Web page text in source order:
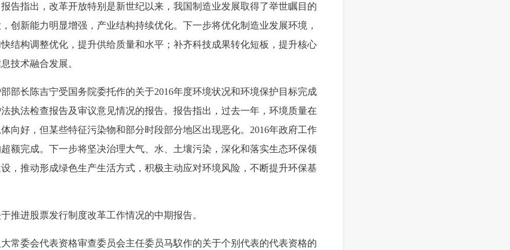
告指出，改革开放特别是新世纪以来，我国制造业发展取得了举世瞩目的
创新能力明显增强，产业结构持续优化。下一步将优化制造业发展环境，
结构调整优化，提升供给质量和水平；补齐科技成果转化短板，提升核心
技术融合发展。
长陈吉宁受国务院委托作的关于2016年度环境状况和环境保护目标完成
执法检查报告及审议意见情况的报告。报告指出，过去一年，环境质量在
向好，但某些特征污染物和部分时段部分地区出现恶化。2016年政府工作
额完成。下一步将坚决治理大气、水、土壤污染，深化和落实生态环保领
，推动形成绿色生产生活方式，积极主动应对环境风险，不断提升环保基
进股票发行制度改革工作情况的中期报告。
委会代表资格审查委员会主任委员马馼作的关于个别代表的代表资格的